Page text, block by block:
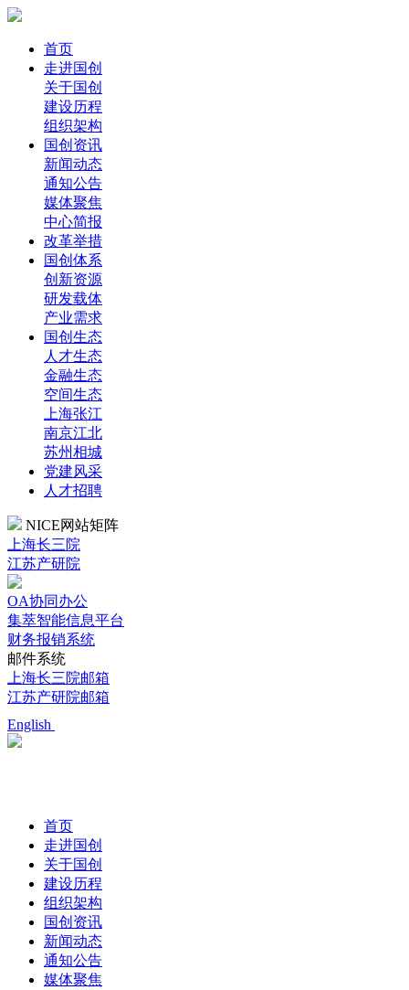
首页
走进国创
关于国创
建设历程
组织架构
国创资讯
新闻动态
通知公告
媒体聚焦
中心简报
改革举措
国创体系
创新资源
研发载体
产业需求
国创生态
人才生态
金融生态
空间生态
上海张江
南京江北
苏州相城
党建风采
人才招聘
NICE网站矩阵
上海长三院
江苏产研院
OA协同办公
集萃智能信息平台
财务报销系统
邮件系统
上海长三院邮箱
江苏产研院邮箱
English
首页
走进国创
关于国创
建设历程
组织架构
国创资讯
新闻动态
通知公告
媒体聚焦